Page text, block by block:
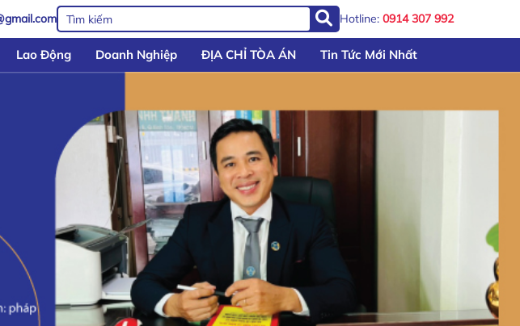
Hotline: 0914 307 992
Lao Động Doanh Nghiệp ĐỊA CHỈ TÒA ÁN Tin Tức Mới Nhất